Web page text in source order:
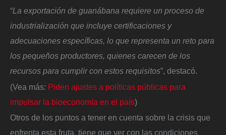
“La exportación de guanábana requiere un proceso de
industrialización que incluye certificaciones y
adecuaciones específicas, lo que representa un reto para
los pequeños productores, quienes carecen de los
recursos para cumplir con estos requisitos”, destacó.
(Vea más: Piden ajustes a políticas públicas para
impulsar la bioeconomía en el país)
Otros de los puntos a tener en cuenta sobre la crisis que
enfrenta esta fruta, tiene que ver con las condiciones